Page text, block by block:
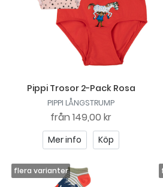
Pippi Trosor 2-Pack Rosa
PIPPI LÅNGSTRUMP
från149,00 kr
Mer info Köp